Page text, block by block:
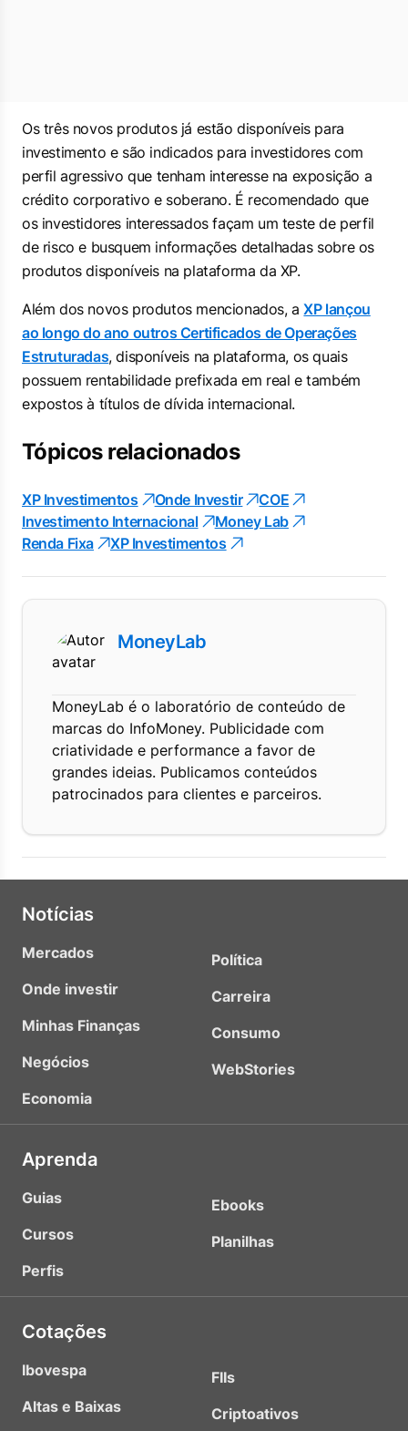
Os três novos produtos já estão disponíveis para
investimento e são indicados para investidores com
perfil agressivo que tenham interesse na exposição a
crédito corporativo e soberano. É recomendado que
os investidores interessados façam um teste de perfil
de risco e busquem informações detalhadas sobre os
produtos disponíveis na plataforma da XP.
Além dos novos produtos mencionados, aXP lançou
ao longo do ano outros Certificados de Operações
Estruturadas, disponíveis na plataforma, os quais
possuem rentabilidade prefixada em real e também
expostos à títulos de dívida internacional.
Tópicos relacionados
XP Investimentos Onde Investir
COE
Investimento Internacional
Money Lab
Renda Fixa
XP Investimentos
MoneyLab
MoneyLab é o laboratório de conteúdo de
marcas do InfoMoney. Publicidade com
criatividade e performance a favor de
grandes ideias. Publicamos conteúdos
patrocinados para clientes e parceiros.
Notícias
Mercados
Onde investir
Minhas Finanças
Negócios
Economia
Política
Carreira
Consumo
WebStories
Aprenda
Guias
Cursos
Perfis
Ebooks
Planilhas
Cotações
Ibovespa
Altas e Baixas
FIIs
Criptoativos